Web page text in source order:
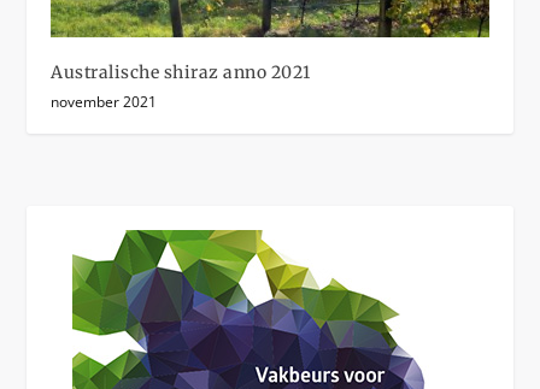
Australische shiraz anno 2021
november 2021